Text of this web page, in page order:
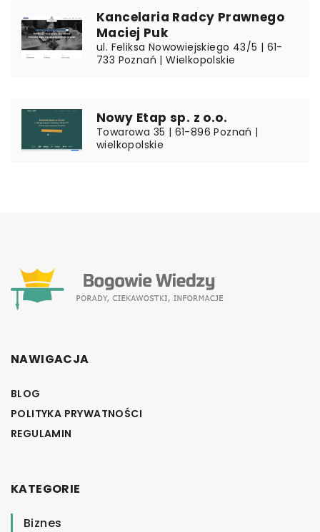
Kancelaria Radcy Prawnego
Maciej Puk
ul. Feliksa Nowowiejskiego 43/5 | 61-
733 Poznań | Wielkopolskie
Nowy Etap sp. z o.o.
Towarowa 35 | 61-896 Poznań |
wielkopolskie
NAWIGACJA
BLOG
POLITYKA PRYWATNOŚCI
REGULAMIN
KATEGORIE
Biznes